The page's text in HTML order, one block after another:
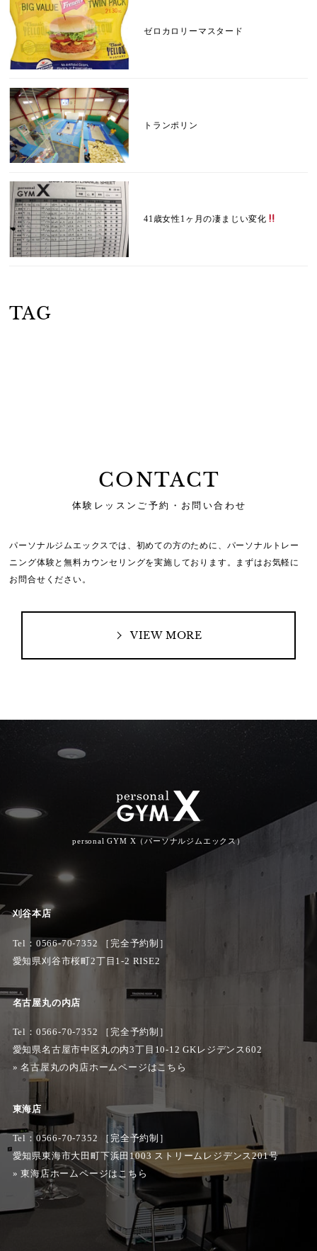
ゼロカロリーマスタード
トランポリン
41歳女性1ヶ月の凄まじい変化
TAG
CONTACT
体験レッスンご予約・お問い合わせ
パーソナルジムエックスでは、初めての方のために、 パーソナルトレー
ニング体験と無料カウンセリングを実施しております。
まずはお気軽に
お問合せください。
VIEW MORE
personal GYM X（パーソナルジムエックス）
刈谷本店
Tel： 0566-70-7352
［完全予約制］
愛知県刈谷市桜町2丁目1-2 RISE2
名古屋丸の内店
Tel：0566-70-7352 ［完全予約制］
愛知県名古屋市中区丸の内3丁目10-12 GKレジデンス602
»名古屋丸の内店ホームページはこちら
東海店
Tel：0566-70-7352 ［完全予約制］
愛知県東海市大田町下浜田1003 ストリームレジデンス201号
»東海店ホームページはこちら